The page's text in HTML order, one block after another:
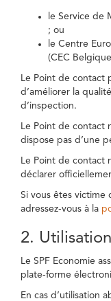
le Service de
; ou
le Centre
(CEC
Le Point de contact
d’améliorer la
d’inspection.
Le Point de contact
dispose pas d’une
Le Point de contact
déclarer
Si vous êtes victime
adressez-vous à la
2.
Le SPF Economie
plate-forme
En cas d’utilisation